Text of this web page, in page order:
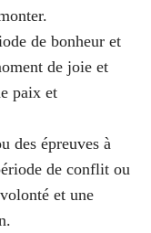
de bonheur et
de joie et
paix et
des épreuves à
de conflit ou
et une